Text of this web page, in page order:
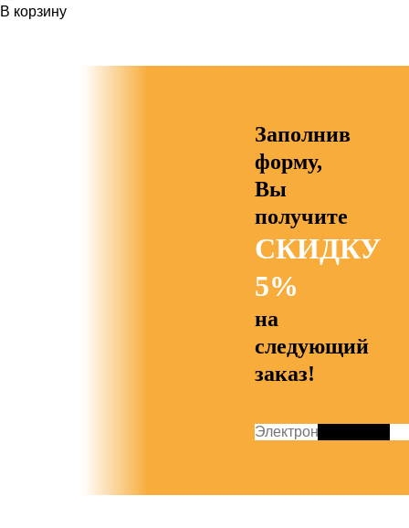
В корзину
Заполнив
форму,
Вы
получите
СКИДКУ
5%
на
следующий
заказ!